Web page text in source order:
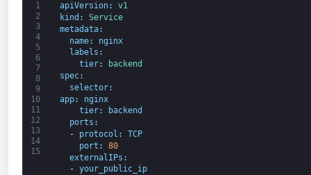
1
2
3
4
5
6
7
8
9
10
11
12
13
14
15
apiVersion:
v1
kind :
Service
metadata:
name:
nginx
labels :
tier:
backend
spec:
selector:
app:
nginx
tier:
backend
ports :
-
protocol :
TCP
port :
80
externalIPs :
- your_public_ip